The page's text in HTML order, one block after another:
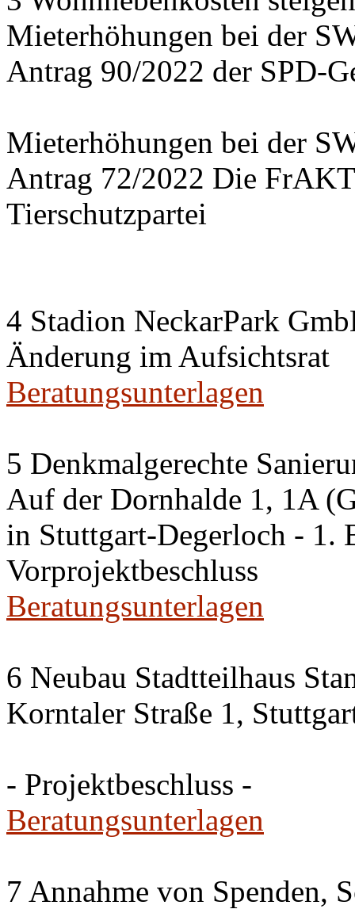
Mieterhöhungen bei der
Antrag 90/2022 der SPD-
Mieterhöhungen bei der
Antrag 72/2022 Die
Tierschutzpartei
4 Stadion NeckarPark
Änderung im Aufsichtsrat
Beratungsunterlagen
5 Denkmalgerechte
Auf der Dornhalde 1, 1A
in Stuttgart-Degerloch - 1.
Vorprojektbeschluss
Beratungsunterlagen
6 Neubau Stadtteilhaus
Korntaler Straße 1,
- Projektbeschluss -
Beratungsunterlagen
7 Annahme von Spenden,